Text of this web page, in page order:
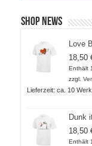
Shop News
Love
18,50
Enthält
zzgl.
Lieferzeit: ca. 10
Dunk
18,50
Enthält